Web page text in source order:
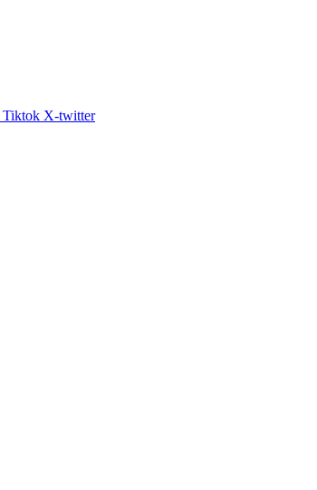
Tiktok X-twitter